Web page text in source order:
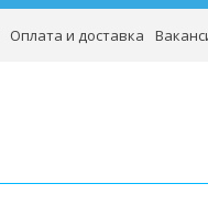
Оплата и доставка